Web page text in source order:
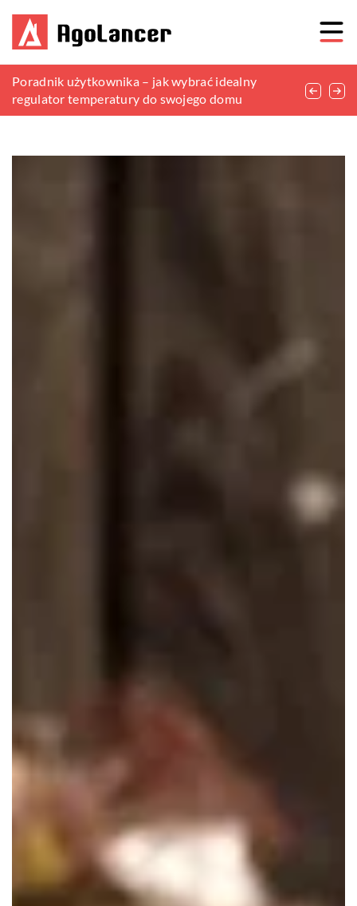
Jak wybrać idealną halę namiotową na twoją
specjalną okazję
Poradnik użytkownika – jak wybrać idealny
regulator temperatury do swojego domu
Jak zakupić odpowiedni leżak do relaksu na
świeżym powietrzu?